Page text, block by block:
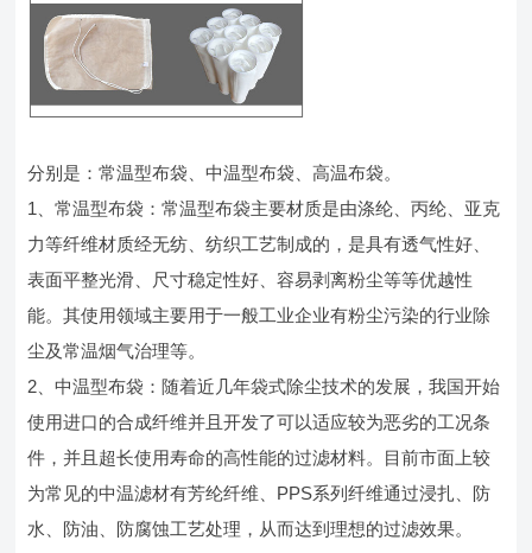
分别是：常温型布袋、中温型布袋、高温布袋。
1、常温型布袋：常温型布袋主要材质是由涤纶、丙纶、亚克
力等纤维材质经无纺、纺织工艺制成的，是具有透气性好、
表面平整光滑、尺寸稳定性好、容易剥离粉尘等等优越性
能。其使用领域主要用于一般工业企业有粉尘污染的行业除
尘及常温烟气治理等。
2、中温型布袋：随着近几年袋式除尘技术的发展，我国开始
使用进口的合成纤维并且开发了可以适应较为恶劣的工况条
件，并且超长使用寿命的高性能的过滤材料。目前市面上较
为常见的中温滤材有芳纶纤维、PPS系列纤维通过浸扎、防
水、防油、防腐蚀工艺处理，从而达到理想的过滤效果。